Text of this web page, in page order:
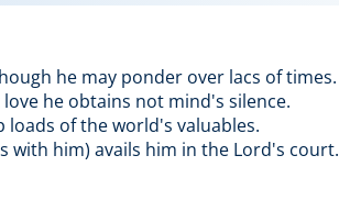
he may ponder over lacs of times.
he obtains not mind's silence.
of the world's valuables.
with him) avails him in the Lord's court.